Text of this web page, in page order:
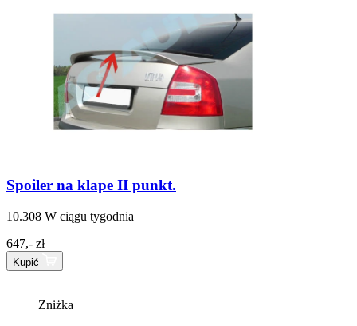
Spoiler na klape II punkt.
10.308 W ciągu tygodnia
647,- zł
Kupić
Zniżka